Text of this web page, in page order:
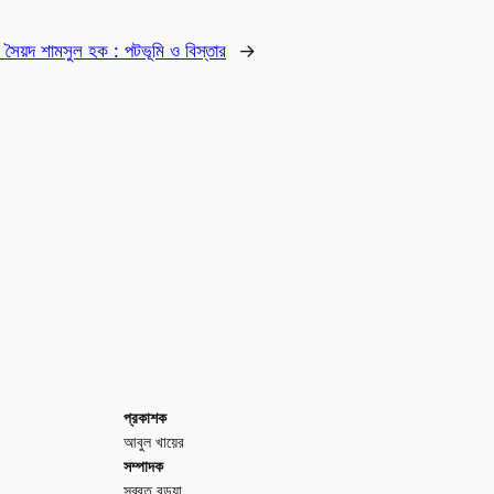
সৈয়দ শামসুল হক : পটভূমি ও বিস্তার →
প্রকাশক
আবুল খায়ের
সম্পাদক
সুব্রত বড়ুয়া